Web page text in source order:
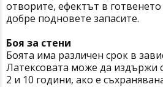
отворите, ефектът в
добре подновете запасите.
Боя за стени
Боята има различен срок в
Латексовата може да издържи
2 и 10 години, ако е